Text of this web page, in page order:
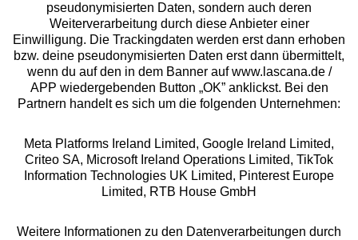
Über uns
Rechtliches
Alle Preise inkl. MwSt., zzgl.
Versandkosten
** Bonität vorausgesetzt, berechtigt zur Bonitätsprüfung
pseudonymisierten Daten, sondern auch deren
Weiterverarbeitung durch diese Anbieter einer
Einwilligung. Die Trackingdaten werden erst dann erhoben
bzw. deine pseudonymisierten Daten erst dann übermittelt,
wenn du auf den in dem Banner auf www.lascana.de /
APP wiedergebenden Button „OK” anklickst. Bei den
Partnern handelt es sich um die folgenden Unternehmen:
Meta Platforms Ireland Limited, Google Ireland Limited,
Criteo SA, Microsoft Ireland Operations Limited, TikTok
Information Technologies UK Limited, Pinterest Europe
Limited, RTB House GmbH
Weitere Informationen zu den Datenverarbeitungen durch